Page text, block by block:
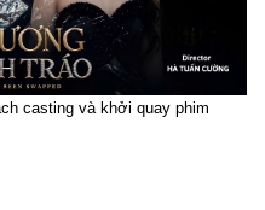
casting và khởi quay phim